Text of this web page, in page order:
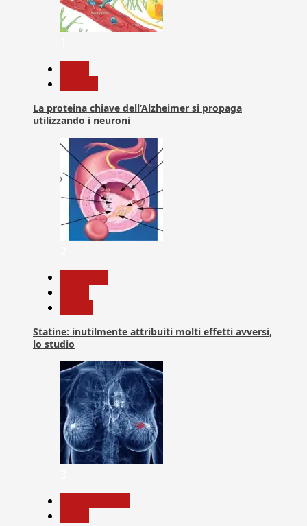
La proteina chiave dell’Alzheimer si propaga
utilizzando i neuroni
Statine: inutilmente attribuiti molti effetti avversi,
lo studio